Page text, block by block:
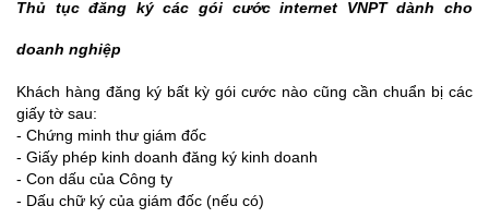
Thủ tục đăng ký các gói cước internet VNPT dành cho
doanh nghiệp
Khách hàng đăng ký bất kỳ gói cước nào cũng cần chuẩn bị các
giấy tờ sau:
- Chứng minh thư giám đốc
- Giấy phép kinh doanh đăng ký kinh doanh
- Con dấu của Công ty
- Dấu chữ ký của giám đốc (nếu có)